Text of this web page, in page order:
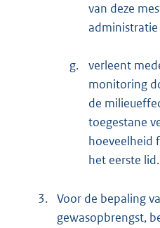
van deze
g.
verleent
monitoring
de
toegestane
hoeveelheid
het eerste lid.
3. Voor de bepaling
gewasopbrengst,